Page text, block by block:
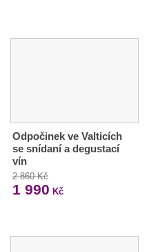
Odpočinek ve Valticích
se snídaní a degustací
vín
2 860 Kč
1 990 Kč